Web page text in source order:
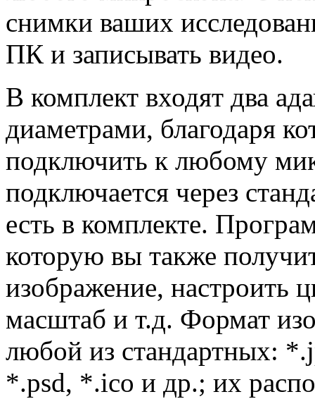
снимки ваших
ПК и записывать видео.
В комплект входят два
диаметрами, благодаря
подключить к любому
подключается через
есть в комплекте.
которую вы также
изображение, настроить
масштаб и т.д. Формат
любой из стандартных:
*.psd, *.ico и др.; их